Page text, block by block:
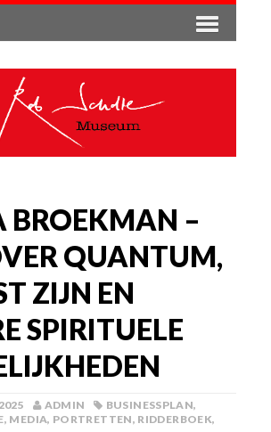
BROEKMAN –
QUANTUM,
ZIJN EN
SPIRITUELE
ADMIN BUSINESSPLAN,
, MEDIA, PORTRETTEN, RIDDERBOEK,